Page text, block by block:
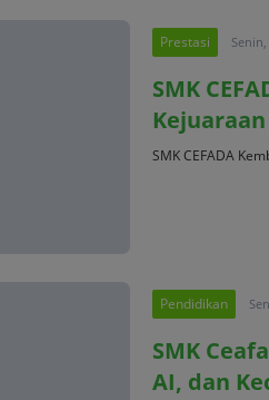
Prestasi
SMK
SMK CEFADA
Pendidikan
SMK
AI, dan